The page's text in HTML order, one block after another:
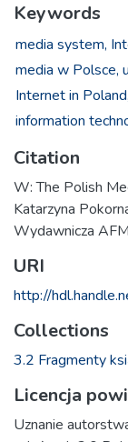
Keywords
media system,
media w Polsce,
Internet in Poland,
information
Citation
W: The Polish
Katarzyna
Wydawnicza
URI
http://
Collections
3.2 Fragmenty
Licencja
Uznanie